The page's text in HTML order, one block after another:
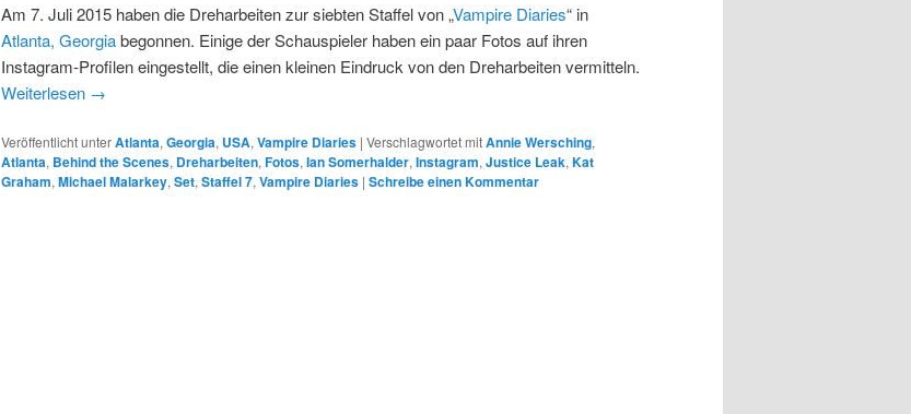
Am 7. Juli 2015 haben die Dreharbeiten zur siebten Staffel von „Vampire Diaries“ in
Atlanta, Georgiabegonnen. Einige der Schauspieler haben ein paar Fotos auf ihren
Instagram-Profilen eingestellt, die einen kleinen Eindruck von den Dreharbeiten vermitteln.
Weiterlesen →
Veröffentlicht unterAtlanta, Georgia, USA, Vampire Diaries | Verschlagwortet mitAnnie Wersching,
Atlanta, Behind the Scenes, Dreharbeiten, Fotos, Ian Somerhalder, Instagram, Justice Leak, Kat
Graham, Michael Malarkey, Set, Staffel 7, Vampire Diaries | Schreibe einen Kommentar